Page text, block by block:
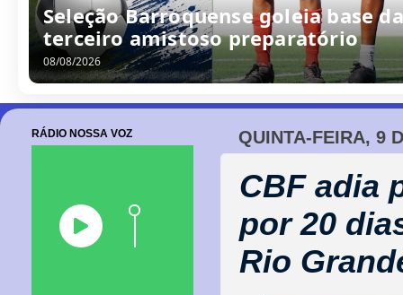
Seleção Barroquense goleia base
terceiro amistoso preparatório
08/08/2026
QUINTA-FEIRA, 9
CBF adia
por 20
Rio
RÁDIO NOSSA VOZ